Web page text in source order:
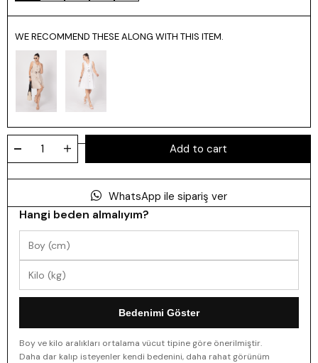
WE RECOMMEND THESE ALONG WITH THIS ITEM.
WhatsApp ile sipariş ver
Hangi beden almalıyım?
Bedenimi Göster
Boy ve kilo aralıkları ortalama vücut tipine göre önerilmiştir.
Daha dar kalıp isteyenler kendi bedenini, daha rahat görünüm